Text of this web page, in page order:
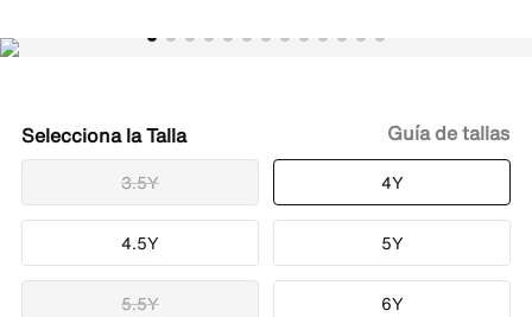
Talla
3.5Y 4Y
4.5Y 5Y
5.5Y 6Y
Guía de tallas